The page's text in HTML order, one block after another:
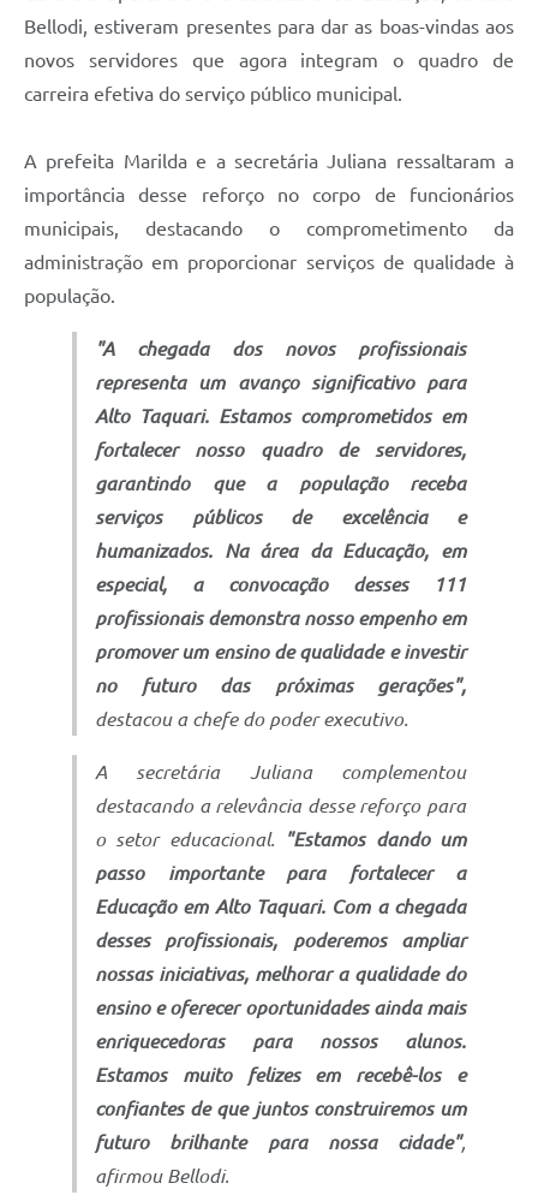
Bellodi, estiveram presentes para dar as boas-vindas aos
novos servidores que agora integram o quadro de
carreira efetiva do serviço público municipal.
A prefeita Marilda e a secretária Juliana ressaltaram a
importância desse reforço no corpo de funcionários
municipais, destacando o comprometimento da
administração em proporcionar serviços de qualidade à
população.
"A chegada dos novos profissionais
representa um avanço significativo para
Alto Taquari. Estamos comprometidos em
fortalecer nosso quadro de servidores,
garantindo que a população receba
serviços públicos de excelência e
humanizados. Na área da Educação, em
especial, a convocação desses 111
profissionais demonstra nosso empenho em
promover um ensino de qualidade e investir
no futuro das próximas gerações",
destacou a chefe do poder executivo.
A secretária Juliana complementou
destacando a relevância desse reforço para
o setor educacional.
"Estamos dando um
passo importante para fortalecer a
Educação em Alto Taquari. Com a chegada
desses profissionais, poderemos ampliar
nossas iniciativas, melhorar a qualidade do
ensino e oferecer oportunidades ainda mais
enriquecedoras para nossos alunos.
Estamos muito felizes em recebê-los e
confiantes de que juntos construiremos um
futuro brilhante para nossa cidade",
afirmou Bellodi.